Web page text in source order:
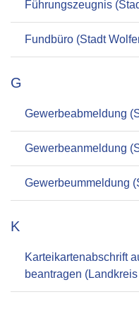
Führungszeugnis
Fundbüro (Stadt
G
Gewerbeabmeldung
Gewerbeanmeldung
Gewerbeummeldung
K
Karteikartenabschrift
beantragen